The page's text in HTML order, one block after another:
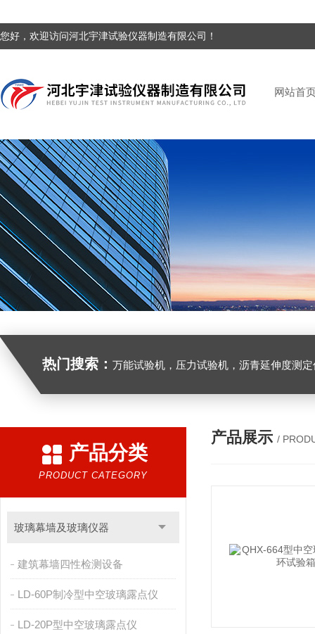
您好，欢迎访问河北宇津试验仪器制造有限公司！
网站首
热门搜索： 万能试验机，压力试验机，沥青延伸度测定仪，沥青混合料拌合机，全自动沥青混合料离心式抽提仪，马歇尔电动
产品分类
PRODUCT CATEGORY
玻璃幕墙及玻璃仪器
建筑幕墙四性检测设备
LD-60P制冷型中空玻璃露点仪
LD-20P型中空玻璃露点仪
产品展示 /